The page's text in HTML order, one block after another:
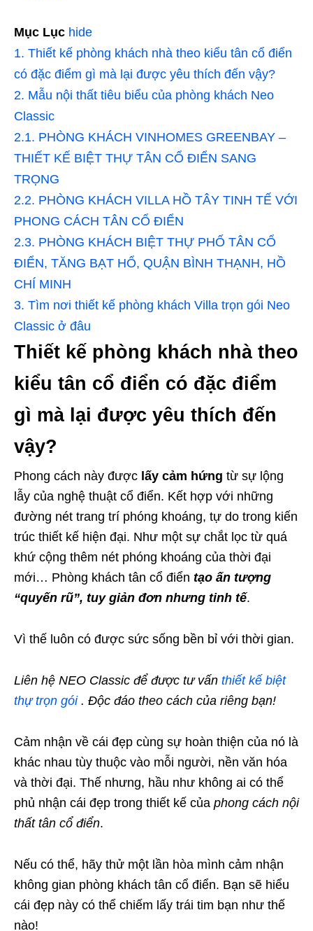
Mục Lục hide
1. Thiết kế phòng khách nhà theo kiểu tân cổ điển
có đặc điểm gì mà lại được yêu thích đến vậy?
2. Mẫu nội thất tiêu biểu của phòng khách Neo
Classic
2.1. PHÒNG KHÁCH VINHOMES GREENBAY –
THIẾT KẾ BIỆT THỰ TÂN CỔ ĐIỂN SANG
TRỌNG
2.2. PHÒNG KHÁCH VILLA HỒ TÂY TINH TẾ VỚI
PHONG CÁCH TÂN CỔ ĐIỂN
2.3. PHÒNG KHÁCH BIỆT THỰ PHỐ TÂN CỔ
ĐIỂN, TĂNG BẠT HỔ, QUẬN BÌNH THẠNH, HỒ
CHÍ MINH
3. Tìm nơi thiết kế phòng khách Villa trọn gói Neo
Classic ở đâu
Thiết kế phòng khách nhà theo
kiểu tân cổ điển có đặc điểm
gì mà lại được yêu thích đến
vậy?
Phong cách này được lấy cảm hứng từ sự lộng
lẫy của nghệ thuật cổ điển. Kết hợp với những
đường nét trang trí phóng khoáng, tự do trong kiến
trúc thiết kế hiện đại. Như một sự chắt lọc từ quá
khứ cộng thêm nét phóng khoáng của thời đại
mới… Phòng khách tân cổ điển tạo ấn tượng
“quyến rũ”, tuy giản đơn nhưng tinh tế.
Vì thế luôn có được sức sống bền bỉ với thời gian.
Liên hệ NEO Classic để được tư vấn thiết kế biệt
thự trọn gói. Độc đáo theo cách của riêng bạn!
Cảm nhận về cái đẹp cùng sự hoàn thiện của nó là
khác nhau tùy thuộc vào mỗi người, nền văn hóa
và thời đại. Thế nhưng, hầu như không ai có thể
phủ nhận cái đẹp trong thiết kế của phong cách nội
thất tân cổ điển.
Nếu có thể, hãy thử một lần hòa mình cảm nhận
không gian phòng khách tân cổ điển. Bạn sẽ hiểu
cái đẹp này có thể chiếm lấy trái tim bạn như thế
nào!